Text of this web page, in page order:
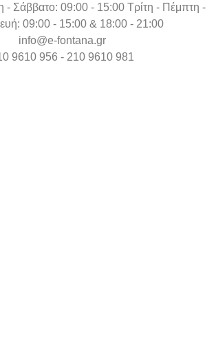
- Σάββατο: 09:00 - 15:00 Τρίτη - Πέμπτη -
09:00 - 15:00 & 18:00 - 21:00
info@e-fontana.gr
9610 956 - 210 9610 981